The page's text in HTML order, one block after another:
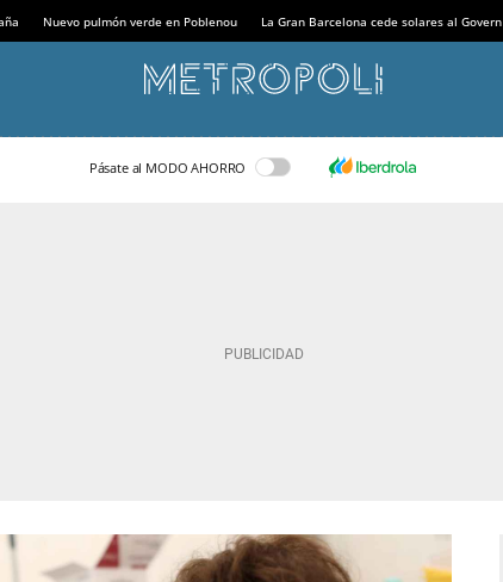
Nuevo pulmón verde en Poblenou La Gran Barcelona cede solares al Govern
Pásate al MODO AHORRO